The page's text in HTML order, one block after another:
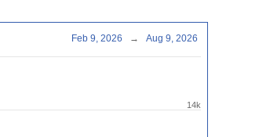
14k
Feb 9, 2026 → Aug 9, 2026